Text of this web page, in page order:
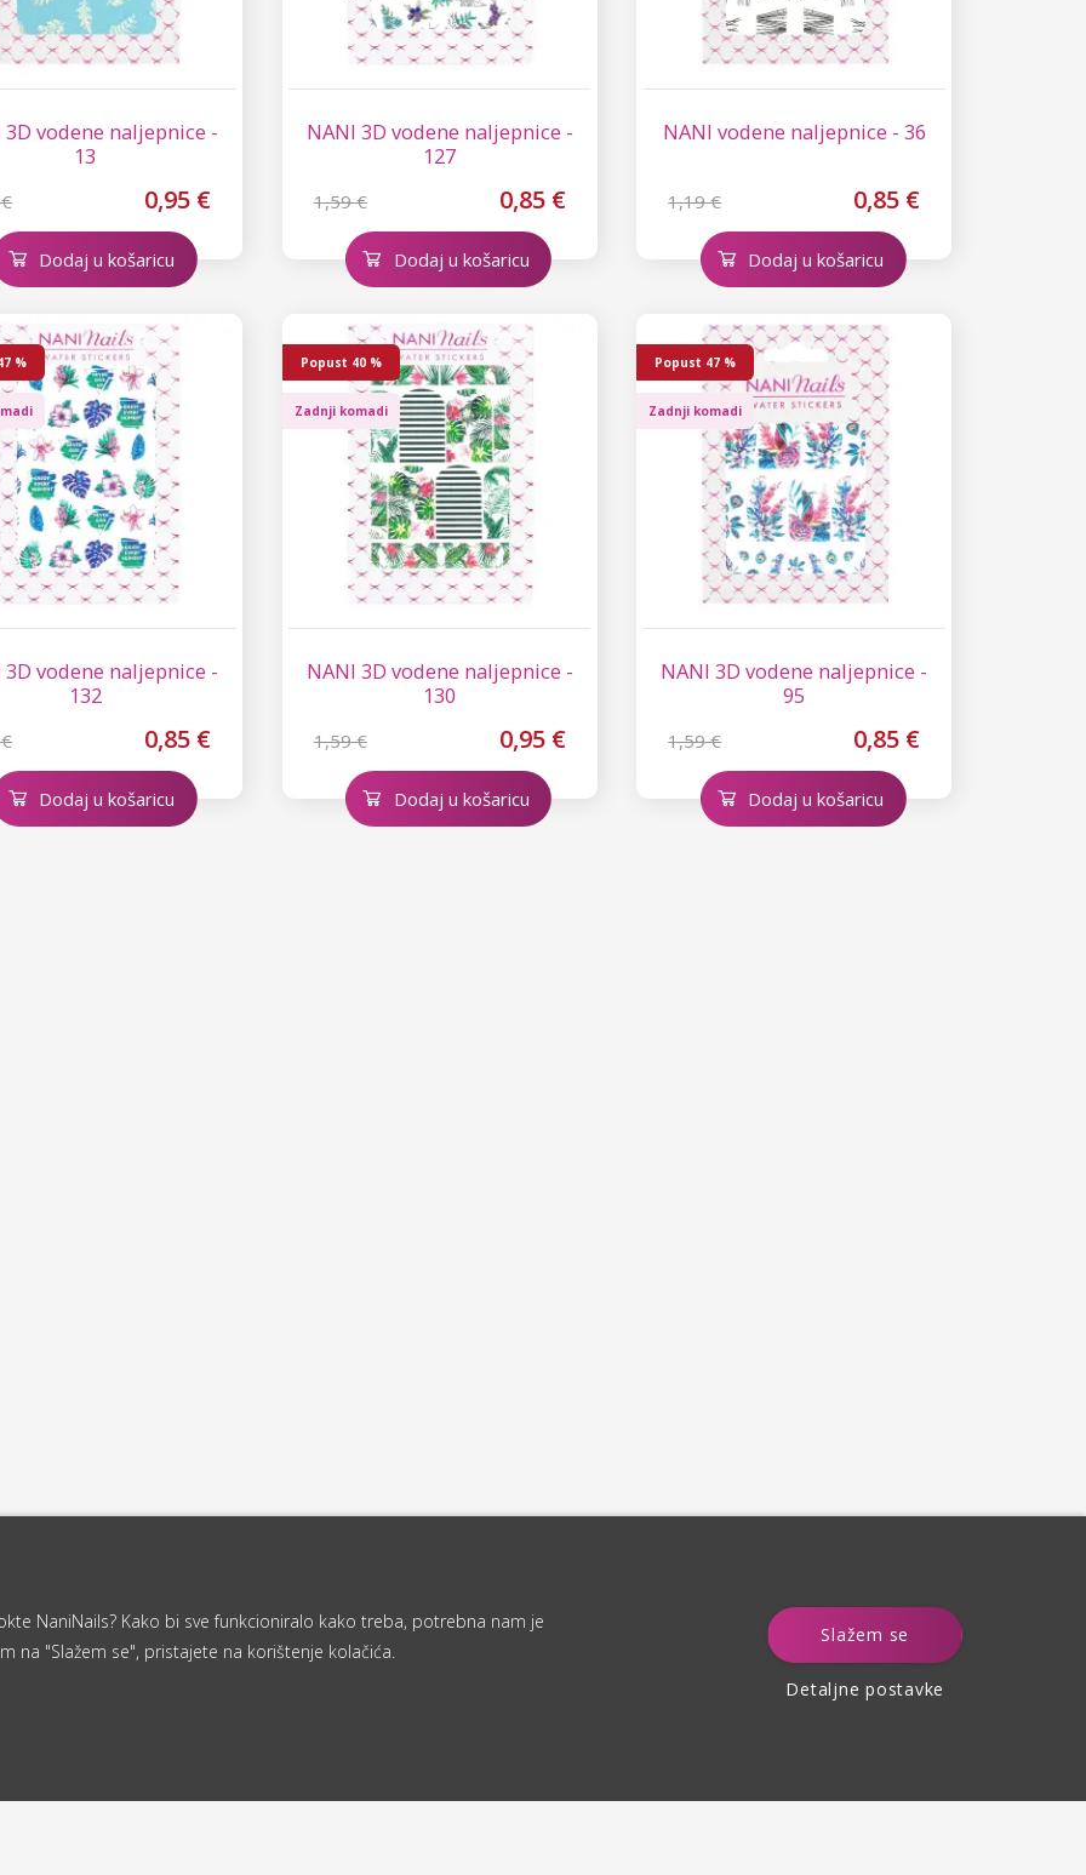
NaniNails? Kako bi sve funkcioniralo kako treba, potrebna nam je
na "Slažem se", pristajete na korištenje kolačića.
Slažem se
Detaljne postavke
3D vodene naljepnice -
13
0,95 €
Dodaj u košaricu
NANI 3D vodene naljepnice -
127
1,59 € 0,85 €
Dodaj u košaricu
NANI vodene naljepnice - 36
1,19 € 0,85 €
Dodaj u košaricu
3D vodene naljepnice -
132
0,85 €
%
Dodaj u košaricu
NANI 3D vodene naljepnice -
130
1,59 € 0,95 €
Popust 40 %
Zadnji komadi
Dodaj u košaricu
NANI 3D vodene naljepnice -
95
1,59 € 0,85 €
Popust 47 %
Zadnji komadi
Dodaj u košaricu